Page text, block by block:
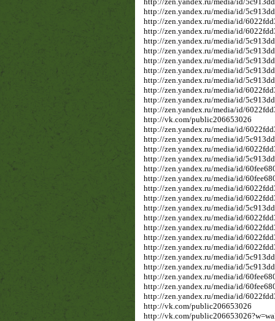
http://zen.yandex.ru/media/id/
http://zen.yandex.ru/media/id/
http://zen.yandex.ru/media/id/
http://zen.yandex.ru/media/id/
http://zen.yandex.ru/media/id/
http://zen.yandex.ru/media/id/
http://zen.yandex.ru/media/id/
http://zen.yandex.ru/media/id/
http://zen.yandex.ru/media/id/
http://zen.yandex.ru/media/id/
http://zen.yandex.ru/media/id/
http://vk.com/public206653026
http://zen.yandex.ru/media/id/
http://zen.yandex.ru/media/id/
http://zen.yandex.ru/media/id/
http://zen.yandex.ru/media/id/
http://zen.yandex.ru/media/id/
http://zen.yandex.ru/media/id/
http://zen.yandex.ru/media/id/
http://zen.yandex.ru/media/id/
http://zen.yandex.ru/media/id/
http://zen.yandex.ru/media/id/
http://zen.yandex.ru/media/id/
http://zen.yandex.ru/media/id/
http://zen.yandex.ru/media/id/
http://zen.yandex.ru/media/id/
http://zen.yandex.ru/media/id/
http://zen.yandex.ru/media/id/
http://zen.yandex.ru/media/id/
http://zen.yandex.ru/media/id/
http://vk.com/public206653026
http://vk.com/